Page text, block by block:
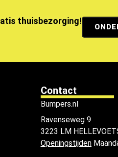
thuisbezorging!
Contact
Bumpers.nl
Ravenseweg 9
3223 LM
Openingstijden